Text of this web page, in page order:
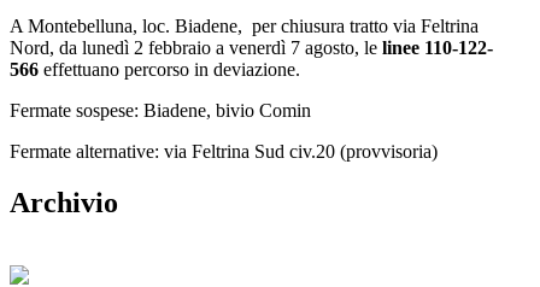
A Montebelluna, loc. Biadene, per chiusura tratto via Feltrina
Nord, da lunedì 2 febbraio a venerdì 7 agosto, le linee 110-122-
566 effettuano percorso in deviazione.
Fermate sospese: Biadene, bivio Comin
Fermate alternative: via Feltrina Sud civ.20 (provvisoria)
Archivio